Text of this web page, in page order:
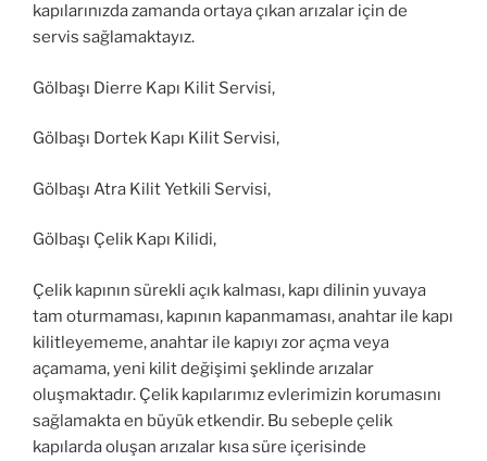
kapılarınızda zamanda ortaya çıkan arızalar için de
servis sağlamaktayız.
Gölbaşı Dierre Kapı Kilit Servisi,
Gölbaşı Dortek Kapı Kilit Servisi,
Gölbaşı Atra Kilit Yetkili Servisi,
Gölbaşı Çelik Kapı Kilidi,
Çelik kapının sürekli açık kalması, kapı dilinin yuvaya
tam oturmaması, kapının kapanmaması, anahtar ile kapı
kilitleyememe, anahtar ile kapıyı zor açma veya
açamama, yeni kilit değişimi şeklinde arızalar
oluşmaktadır. Çelik kapılarımız evlerimizin korumasını
sağlamakta en büyük etkendir. Bu sebeple çelik
kapılarda oluşan arızalar kısa süre içerisinde